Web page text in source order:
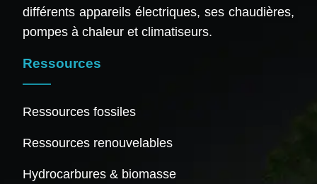
différents appareils électriques, ses chaudières,
pompes à chaleur et climatiseurs.
Ressources
Ressources fossiles
Ressources renouvelables
Hydrocarbures & biomasse